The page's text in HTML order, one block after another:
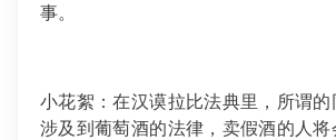
事。
小花絮：在汉谟拉比法典里，所谓
涉及到葡萄酒的法律，卖假酒的人将